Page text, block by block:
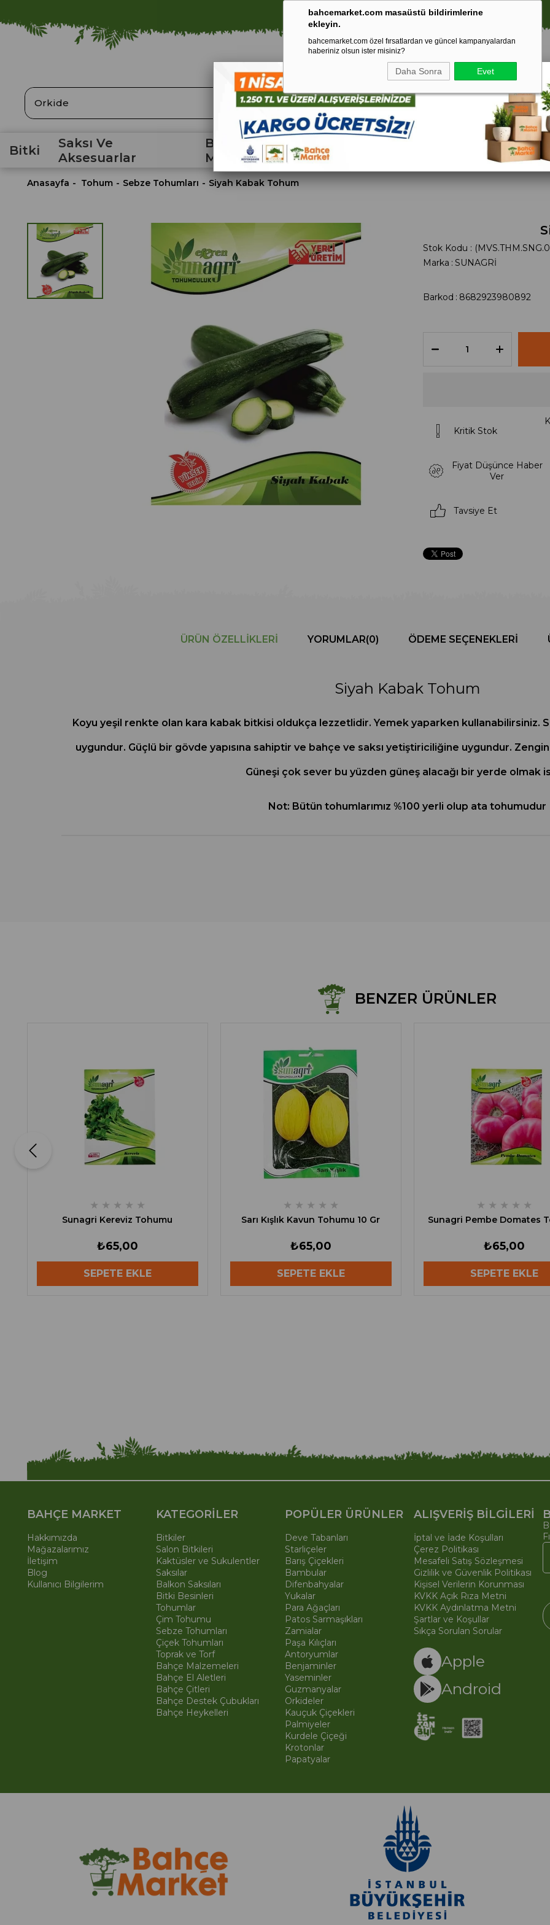
bahcemarket.com masaüstü bildirimlerine
ekleyin.
bahcemarket.com özel fırsatlardan ve güncel kampanyalardan
haberiniz olsun ister misiniz?
Daha Sonra Evet
⚠️ SATIŞLARIMIZ YALNIZCA İSTANBUL İLİ İLE SINIRLIDIR.
ARA
Bitki
Saksı Ve
Aksesuarlar
Bahçe
Malzemeleri
Anasayfa Tohum Sebze Tohumları Siyah Kabak Tohum
Stok Kodu
Marka : SUNAGRİ
Barkod : 8682923980892
Kritik Stok
Fiyat Düşünce Haber
Ver
Tavsiye Et
ÜRÜN ÖZELLIKLERI YORUMLAR(0) ÖDEME SEÇENEKLERI
Siyah Kabak Tohum
Koyu yeşil renkte olan kara kabak bitkisi oldukça lezzetlidir. Yemek yaparken kullanabilirsiniz.
uygundur. Güçlü bir gövde yapısına sahiptir ve bahçe ve saksı yetiştiriciliğine uygundur.
Güneşi çok sever bu yüzden güneş alacağı bir yerde olmak
Not: Bütün tohumlarımız %100 yerli olup ata tohumudur
BENZER ÜRÜNLER
★ ★ ★ ★ ★
Sunagri Kereviz Tohumu
₺65,00
SEPETE EKLE
★ ★ ★ ★ ★
Sarı Kışlık Kavun Tohumu 10 Gr
₺65,00
SEPETE EKLE
★ ★ ★ ★ ★
Sunagri Pembe Domates
₺65,00
SEPETE EKLE
BAHÇE MARKET
Hakkımızda
Mağazalarımız
İletişim
Blog
Kullanıcı Bilgilerim
KATEGORİLER
Bitkiler
Salon Bitkileri
Kaktüsler ve Sukulentler
Saksılar
Balkon Saksıları
Bitki Besinleri
Tohumlar
Çim Tohumu
Sebze Tohumları
Çiçek Tohumları
Toprak ve Torf
Bahçe Malzemeleri
Bahçe El Aletleri
Bahçe Çitleri
Bahçe Destek Çubukları
Bahçe Heykelleri
POPÜLER ÜRÜNLER
Deve Tabanları
Starliçeler
Barış Çiçekleri
Bambular
Difenbahyalar
Yukalar
Para Ağaçları
Patos Sarmaşıkları
Zamialar
Paşa Kılıçları
Antoryumlar
Benjaminler
Yaseminler
Guzmanyalar
Orkideler
Kauçuk Çiçekleri
Palmiyeler
Kurdele Çiçeği
Krotonlar
Papatyalar
ALIŞVERİŞ BİLGİLERİ
İptal ve İade Koşulları
Çerez Politikası
Mesafeli Satış Sözleşmesi
Gizlilik ve Güvenlik Politikası
Kişisel Verilerin Korunması
KVKK Açık Rıza Metni
KVKK Aydınlatma Metni
Şartlar ve Koşullar
Sıkça Sorulan Sorular
Apple
Android